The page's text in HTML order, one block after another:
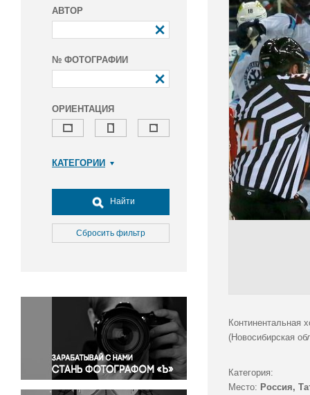
АВТОР
№ ФОТОГРАФИИ
ОРИЕНТАЦИЯ
КАТЕГОРИИ
Досуг, туризм и отдых
Культура
Медицина
Окружающая среда
Политика
Правосудие
Происшествия и конфликты
Религия
Светская жизнь
Найти
Сбросить фильтр
Континентальная
(Новосибирская
Категория:
Место: Россия,